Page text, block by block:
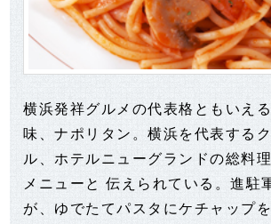
横浜発祥グルメの代表格ともいえ
味、ナポリタン。横浜を代表する
ル、ホテルニューグランドの総料
メニューと 伝えられている。進駐
が、ゆでたてパスタにケチャップ